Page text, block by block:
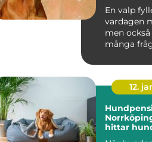
En valp
vardagen
men
många
den bara...
12.
hittar